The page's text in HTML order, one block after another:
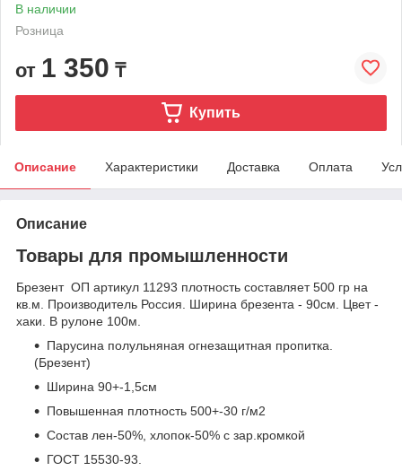
В наличии
Розница
от 1 350 ₸
Купить
Описание Характеристики Доставка Оплата
Описание
Товары для промышленности
Брезент ОП артикул 11293 плотность составляет 500 гр на
кв.м. Производитель Россия. Ширина брезента - 90см. Цвет -
хаки. В рулоне 100м.
Парусина полульняная огнезащитная пропитка.
(Брезент)
Ширина 90+-1,5см
Повышенная плотность 500+-30 г/м2
Состав лен-50%, хлопок-50% с зар.кромкой
ГОСТ 15530-93.